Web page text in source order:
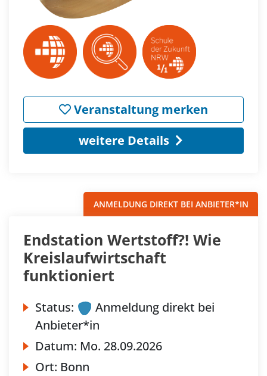
Veranstaltung merken
weitere Details
ANMELDUNG DIREKT BEI ANBIETER*IN
Endstation Wertstoff?! Wie
Kreislaufwirtschaft
funktioniert
Status:
Anmeldung direkt bei
Anbieter*in
Datum: Mo. 28.09.2026
Ort: Bonn